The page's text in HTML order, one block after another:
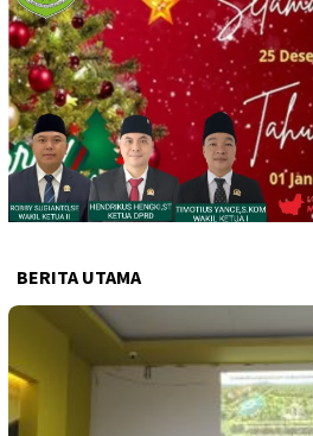
BERITA UTAMA